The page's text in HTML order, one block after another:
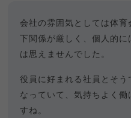
会社の雰囲気としては体育
下関係が厳しく、個人的
は思えませんでした。
役員に好まれる社員とそ
なっていて、気持ちよく
すね。